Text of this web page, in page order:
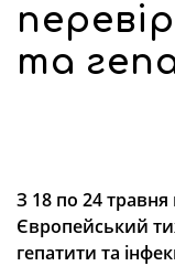
та
З 18 по 24 травня
Європейський
гепатити та